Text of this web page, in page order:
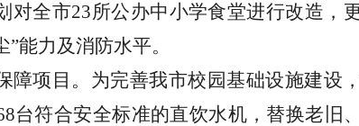
对全市23所公办中小学食堂进行改造，
”能力及消防水平。
障项目。为完善我市校园基础设施建设
台符合安全标准的直饮水机，替换老旧